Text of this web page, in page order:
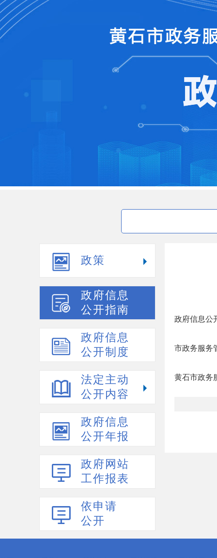
政策
政府信息
公开指南
政府信息
公开制度
法定主动
公开内容
政府信息
公开年报
政府网站
工作报表
依申请
公开
政府信息公
市政务服务
黄石市政务